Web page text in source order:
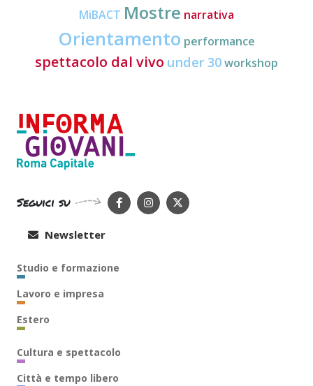
MiBACT Mostre narrativa
Orientamento performance
spettacolo dal vivo under 30workshop
Seguici su
Newsletter
Studio e formazione
Lavoro e impresa
Estero
Cultura e spettacolo
Città e tempo libero